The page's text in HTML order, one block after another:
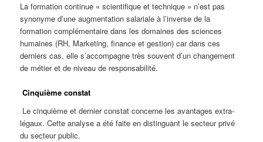
La formation continue « scientifique et technique » n’est pas
synonyme d’une augmentation salariale à l’inverse de la
formation complémentaire dans les domaines des sciences
humaines (RH, Marketing, finance et gestion) car dans ces
derniers cas, elle s’accompagne très souvent d’un changement
de métier et de niveau de responsabilité.
Cinquième constat
Le cinquième et dernier constat concerne les avantages extra-
légaux. Cette analyse a été faite en distinguant le secteur privé
du secteur public.